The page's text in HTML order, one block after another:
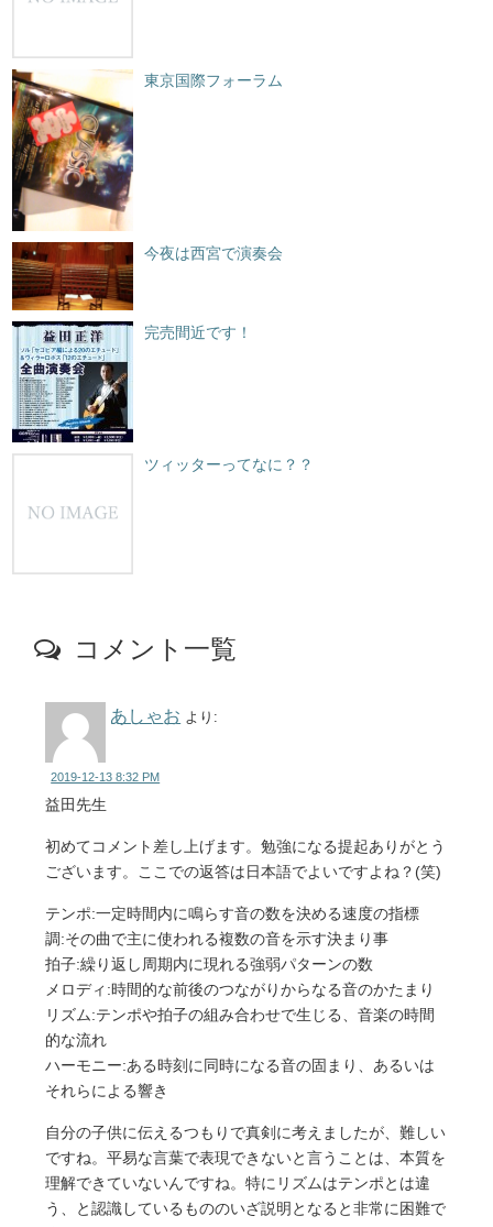
東京国際フォーラム
今夜は西宮で演奏会
完売間近です！
ツィッターってなに？？
コメント一覧
あしゃお より:
2019-12-13 8:32 PM
益田先生
初めてコメント差し上げます。勉強になる提起ありがとう
ございます。ここでの返答は日本語でよいですよね？(笑)
テンポ:一定時間内に鳴らす音の数を決める速度の指標
調:その曲で主に使われる複数の音を示す決まり事
拍子:繰り返し周期内に現れる強弱パターンの数
メロディ:時間的な前後のつながりからなる音のかたまり
リズム:テンポや拍子の組み合わせで生じる、音楽の時間
的な流れ
ハーモニー:ある時刻に同時になる音の固まり、あるいは
それらによる響き
自分の子供に伝えるつもりで真剣に考えましたが、難しい
ですね。平易な言葉で表現できないと言うことは、本質を
理解できていないんですね。特にリズムはテンポとは違
う、と認識しているもののいざ説明となると非常に困難で